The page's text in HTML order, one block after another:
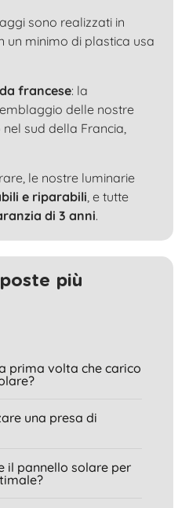
sono realizzati in
un minimo di plastica usa
francese: la
delle nostre
sud della Francia,
le nostre luminarie
e riparabili, e tutte
di 3 anni.
più
prima volta che carico
una presa di
il pannello solare per